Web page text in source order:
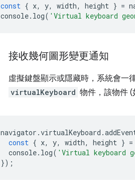
const { x, y, width, height } =
console. log( 'Virtual keyboard
接收幾何圖形變更通知
虛擬鍵盤顯示或隱藏時，系統會一
virtualKeyboard 物件，該物件
navigator .virtualKeyboard .
const { x, y, width, height } =
console. log( 'Virtual keyboard
});